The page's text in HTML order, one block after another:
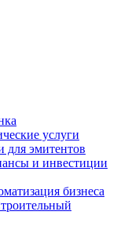
услуги
для эмитентов
и инвестиции
бизнеса